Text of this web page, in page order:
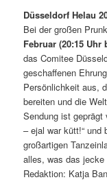
Düsseldorf Helau
Bei der großen
Februar (20:15 Uhr
das Comitee
geschaffenen
Persönlichkeit aus,
bereiten und die
Sendung ist geprägt
– ejal war kütt!“ und
großartigen
alles, was das jecke
Redaktion: Katja